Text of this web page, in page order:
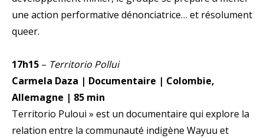
une action performative dénonciatrice… et résolument
queer.
17h15 – Territorio Pollui
Carmela Daza | Documentaire | Colombie,
Allemagne | 85 min
Territorio Puloui » est un documentaire qui explore la
relation entre la communauté indigène Wayuu et